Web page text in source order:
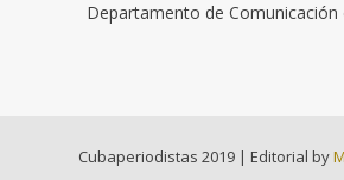
Departamento de Comunicación
Cubaperiodistas 2019 | Editorial by